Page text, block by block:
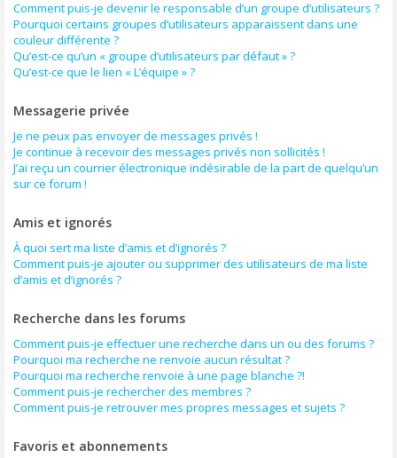
Comment puis-je devenir le responsable d’un groupe d’utilisateurs ?
Pourquoi certains groupes d’utilisateurs apparaissent dans une
couleur différente ?
Qu’est-ce qu’un « groupe d’utilisateurs par défaut » ?
Qu’est-ce que le lien « L’équipe » ?
Messagerie privée
Je ne peux pas envoyer de messages privés !
Je continue à recevoir des messages privés non sollicités !
J’ai reçu un courrier électronique indésirable de la part de quelqu’un
sur ce forum !
Amis et ignorés
À quoi sert ma liste d’amis et d’ignorés ?
Comment puis-je ajouter ou supprimer des utilisateurs de ma liste
d’amis et d’ignorés ?
Recherche dans les forums
Comment puis-je effectuer une recherche dans un ou des forums ?
Pourquoi ma recherche ne renvoie aucun résultat ?
Pourquoi ma recherche renvoie à une page blanche ?!
Comment puis-je rechercher des membres ?
Comment puis-je retrouver mes propres messages et sujets ?
Favoris et abonnements